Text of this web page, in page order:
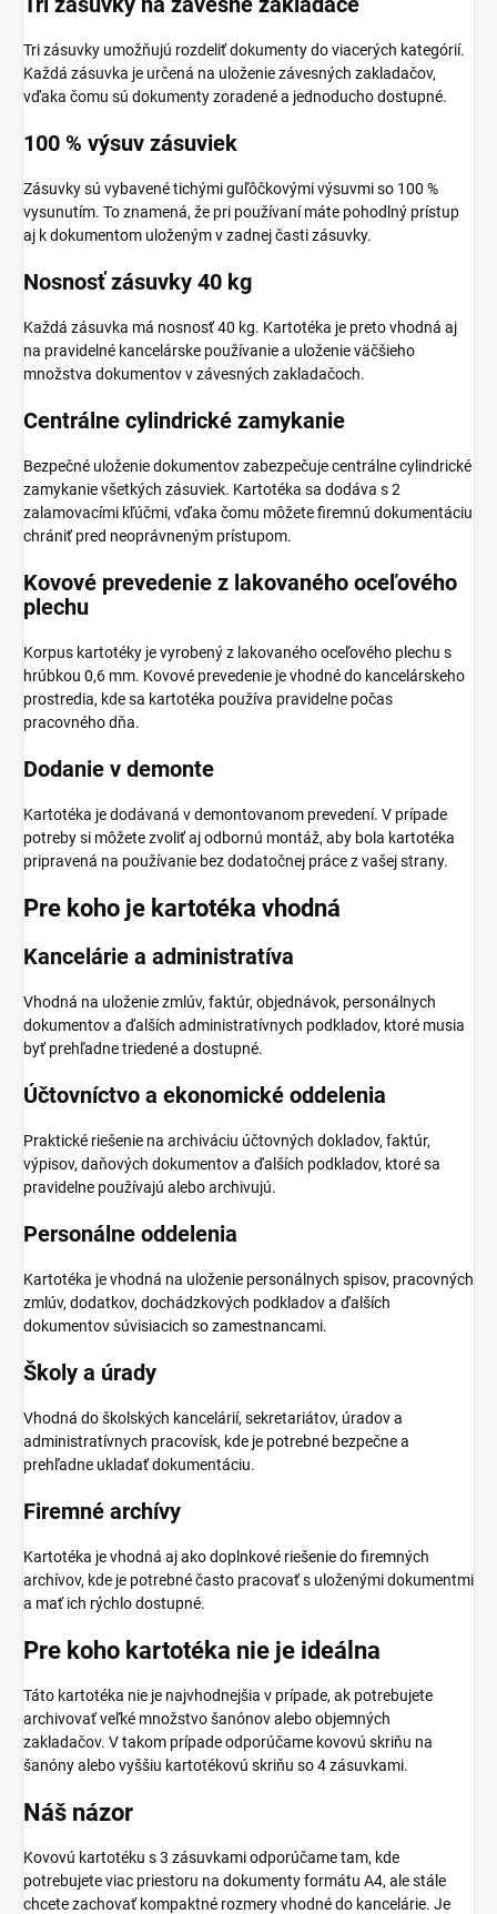
Tri zásuvky umožňujú rozdeliť dokumenty do viacerých kategórií.
Každá zásuvka je určená na uloženie závesných zakladačov,
vďaka čomu sú dokumenty zoradené a jednoducho dostupné.
100 % výsuv zásuviek
Zásuvky sú vybavené tichými guľôčkovými výsuvmi so 100 %
vysunutím. To znamená, že pri používaní máte pohodlný prístup
aj k dokumentom uloženým v zadnej časti zásuvky.
Nosnosť zásuvky 40 kg
Každá zásuvka má nosnosť 40 kg. Kartotéka je preto vhodná aj
na pravidelné kancelárske používanie a uloženie väčšieho
množstva dokumentov v závesných zakladačoch.
Centrálne cylindrické zamykanie
Bezpečné uloženie dokumentov zabezpečuje centrálne cylindrické
zamykanie všetkých zásuviek. Kartotéka sa dodáva s 2
zalamovacími kľúčmi, vďaka čomu môžete firemnú dokumentáciu
chrániť pred neoprávneným prístupom.
Kovové prevedenie z lakovaného oceľového
plechu
Korpus kartotéky je vyrobený z lakovaného oceľového plechu s
hrúbkou 0,6 mm. Kovové prevedenie je vhodné do kancelárskeho
prostredia, kde sa kartotéka používa pravidelne počas
pracovného dňa.
Dodanie v demonte
Kartotéka je dodávaná v demontovanom prevedení. V prípade
potreby si môžete zvoliť aj odbornú montáž, aby bola kartotéka
pripravená na používanie bez dodatočnej práce z vašej strany.
Pre koho je kartotéka vhodná
Kancelárie a administratíva
Vhodná na uloženie zmlúv, faktúr, objednávok, personálnych
dokumentov a ďalších administratívnych podkladov, ktoré musia
byť prehľadne triedené a dostupné.
Účtovníctvo a ekonomické oddelenia
Praktické riešenie na archiváciu účtovných dokladov, faktúr,
výpisov, daňových dokumentov a ďalších podkladov, ktoré sa
pravidelne používajú alebo archivujú.
Personálne oddelenia
Kartotéka je vhodná na uloženie personálnych spisov, pracovných
zmlúv, dodatkov, dochádzkových podkladov a ďalších
dokumentov súvisiacich so zamestnancami.
Školy a úrady
Vhodná do školských kancelárií, sekretariátov, úradov a
administratívnych pracovísk, kde je potrebné bezpečne a
prehľadne ukladať dokumentáciu.
Firemné archívy
Kartotéka je vhodná aj ako doplnkové riešenie do firemných
archívov, kde je potrebné často pracovať s uloženými dokumentmi
a mať ich rýchlo dostupné.
Pre koho kartotéka nie je ideálna
Táto kartotéka nie je najvhodnejšia v prípade, ak potrebujete
archivovať veľké množstvo šanónov alebo objemných
zakladačov. V takom prípade odporúčame kovovú skriňu na
šanóny alebo vyššiu kartotékovú skriňu so 4 zásuvkami.
Náš názor
Kovovú kartotéku s 3 zásuvkami odporúčame tam, kde
potrebujete viac priestoru na dokumenty formátu A4, ale stále
chcete zachovať kompaktné rozmery vhodné do kancelárie. Je